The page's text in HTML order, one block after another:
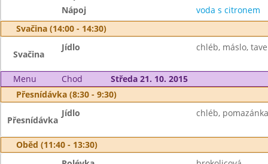
Nápoj
voda s citronem
Svačina (14:00 - 14:30)
Svačina
Jídlo chléb, máslo,
Menu Chod
Středa 21. 10. 2015
Přesnídávka (8:30 - 9:30)
Přesnídávka
Jídlo chléb,
Oběd (11:40 - 13:30)